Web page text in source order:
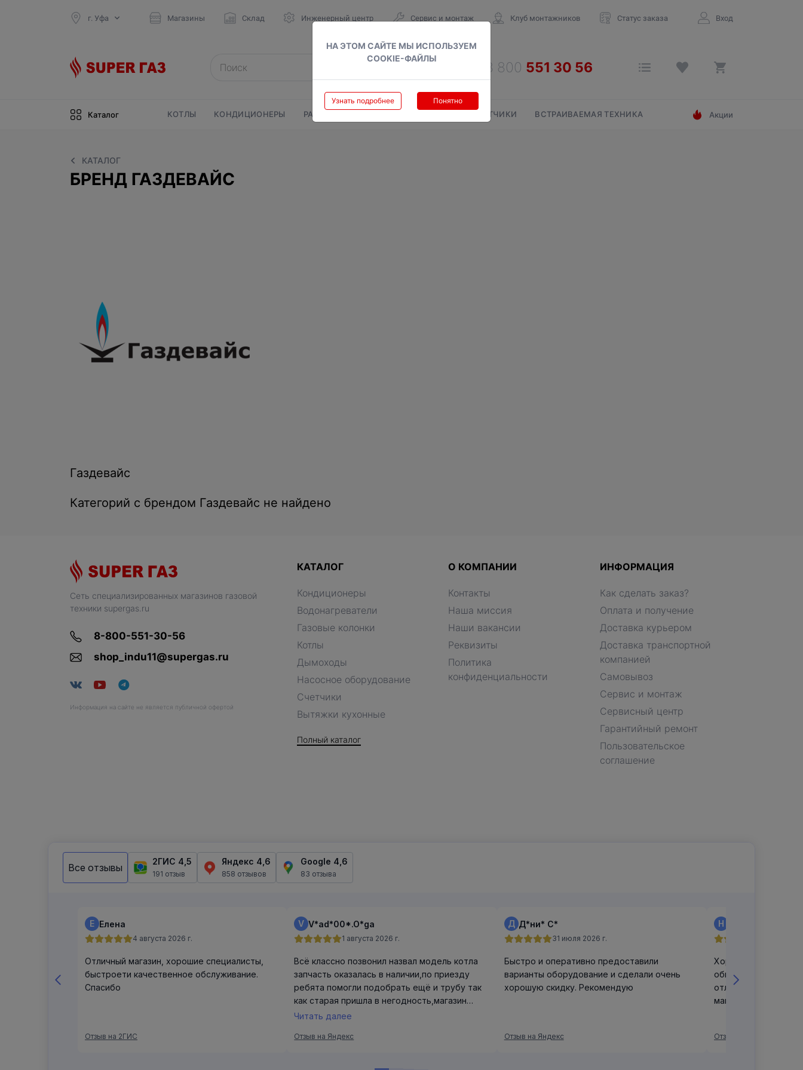
НА ЭТОМ САЙТЕ МЫ ИСПОЛЬЗУЕМ
COOKIE-ФАЙЛЫ
Узнать подробнее Понятно
г. Уфа Магазины Склад Инженерный центр Сервис и монтаж Клуб монтажников Статус заказа Вход
Каталог КОТЛЫ КОНДИЦИОНЕРЫ РАДИАТОРЫ СЧЕТЧИКИ ВСТРАИВАЕМАЯ ТЕХНИКА Акции
КАТАЛОГ
БРЕНД ГАЗДЕВАЙС
Газдевайс
Категорий с брендом Газдевайс не найдено
Сеть специализированных магазинов газовой
техники supergas.ru
8-800-551-30-56
shop_indu11@supergas.ru
Информация на сайте не является публичной офертой
КАТАЛОГ
Кондиционеры
Водонагреватели
Газовые колонки
Котлы
Дымоходы
Насосное оборудование
Счетчики
Вытяжки кухонные
Полный каталог
О КОМПАНИИ
Контакты
Наша миссия
Наши вакансии
Реквизиты
Политика
конфиденциальности
ИНФОРМАЦИЯ
Как сделать заказ?
Оплата и получение
Доставка курьером
Доставка транспортной
компанией
Самовывоз
Сервис и монтаж
Сервисный центр
Гарантийный ремонт
Пользовательское
соглашение